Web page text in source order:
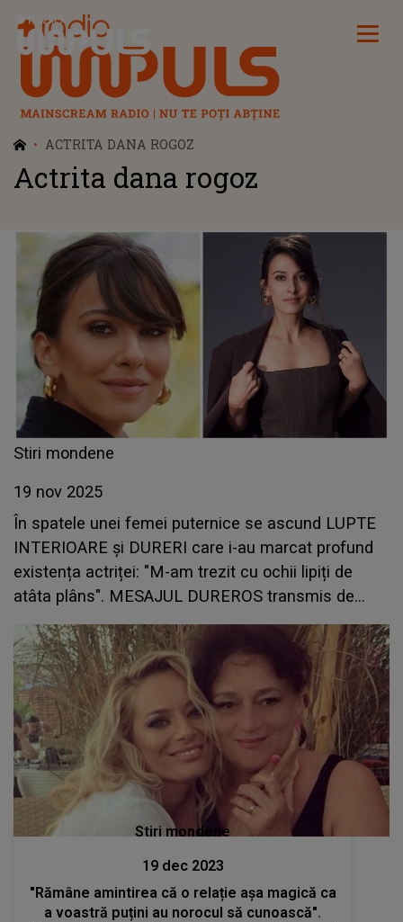
Radio Impuls
ACTRITA DANA ROGOZ
Actrita dana rogoz
Stiri mondene
19 nov 2025
În spatele unei femei puternice se ascund LUPTE
INTERIOARE și DURERI care i-au marcat profund
existența actriței: "M-am trezit cu ochii lipiți de
atâta plâns". MESAJUL DUREROS transmis de
Dana Rogoz. CE se întâmplă în viața ei: "Doare
teribil să ne..."
Stiri mondene
19 dec 2023
"Rămâne amintirea că o relație așa magică ca
a voastră puțini au norocul să cunoască".